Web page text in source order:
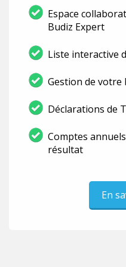
Espace
Budiz Expert
Liste interactive
Gestion de votre
Déclarations de
Comptes
résultat
En